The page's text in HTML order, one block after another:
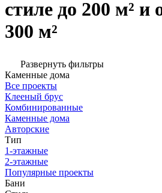
стиле до 200 м² и
300 м²
Развернуть фильтры
Каменные дома
Все проекты
Клееный брус
Комбинированные
Каменные дома
Авторские
Тип
1-этажные
2-этажные
Популярные проекты
Бани